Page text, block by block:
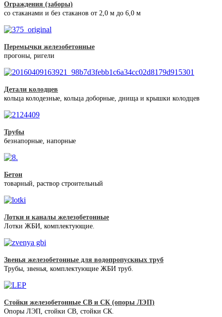
Ограждения (заборы)
со стаканами и без стаканов от 2,0 м до 6,0 м
Перемычки железобетонные
прогоны, ригели
Детали колодцев
кольца колодезные, кольца доборные, днища и крышки колодцев
Трубы
безнапорные, напорные
Бетон
товарный, раствор строительный
Лотки и каналы железобетонные
Лотки ЖБИ, комплектующие.
Звенья железобетонные для водопропускных труб
Трубы, звенья, комплектующие ЖБИ труб.
Стойки железобетонные СВ и СК (опоры ЛЭП)
Опоры ЛЭП, стойки СВ, стойки СК.